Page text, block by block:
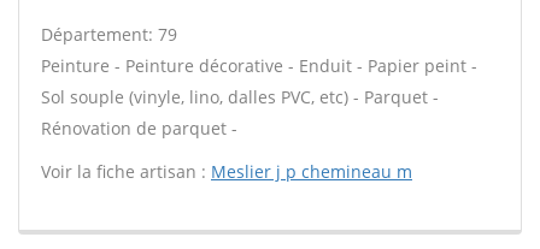
Département: 79
Peinture - Peinture décorative - Enduit - Papier peint -
Sol souple (vinyle, lino, dalles PVC, etc) - Parquet -
Rénovation de parquet -
Voir la fiche artisan : Meslier j p chemineau m